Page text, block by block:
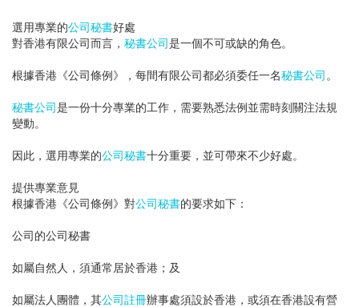
選用專業的公司秘書好處
對香港有限公司而言， 秘書公司是一個不可或缺的角色。
根據香港《公司條例》，每間有限公司都必須委任一名秘書公司 。
秘書公司是一份十分專業的工作，需要熟悉法例並需時刻關注法規
變動。
因此，選用專業的公司秘書十分重要，並可帶來不少好處。
提供專業意見
根據香港《公司條例》對公司秘書的要求如下：
公司的公司秘書
如屬自然人，須通常居於香港；及
如屬法人團體，其公司註冊辦事處須設於香港，或須在香港設有營